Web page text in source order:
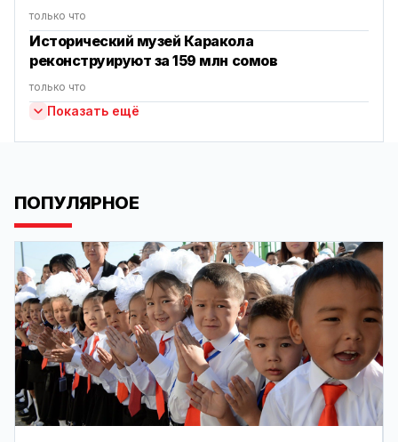
только что
Исторический музей Каракола
реконструируют за 159 млн сомов
только что
Показать ещё
ПОПУЛЯРНОЕ